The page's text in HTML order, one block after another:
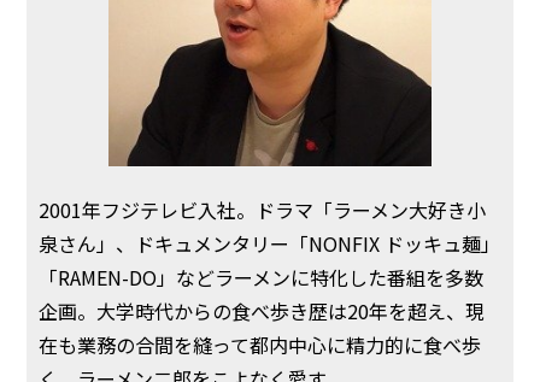
2001年フジテレビ入社。ドラマ「ラーメン大好き小
泉さん」、ドキュメンタリー「NONFIX ドッキュ麺」
「RAMEN-DO」などラーメンに特化した番組を多数
企画。大学時代からの食べ歩き歴は20年を超え、現
在も業務の合間を縫って都内中心に精力的に食べ歩